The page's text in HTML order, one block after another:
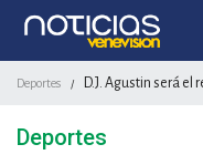
Deportes / D.J. Agustin será el
Deportes